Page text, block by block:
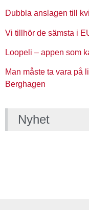
Dubbla anslagen till
Vi tillhör de sämsta i
Loopeli – appen som
Man måste ta vara på
Berghagen
Nyhet